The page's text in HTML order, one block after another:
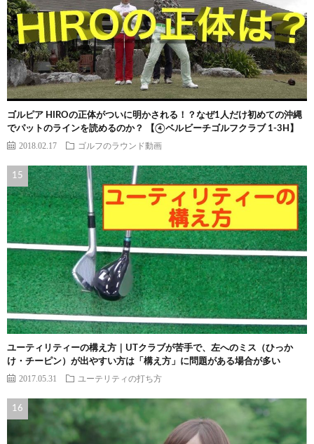
ゴルピア HIROの正体がついに明かされる！？なぜ1人だけ初めての沖縄
でパットのラインを読めるのか？ 【④ベルビーチゴルフクラブ 1-3H】
2018.02.17 ゴルフのラウンド動画
ユーティリティーの構え方｜UTクラブが苦手で、左へのミス（ひっか
け・チーピン）が出やすい方は「構え方」に問題がある場合が多い
2017.05.31 ユーテリティの打ち方